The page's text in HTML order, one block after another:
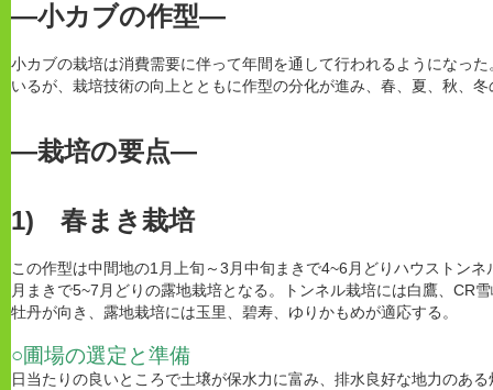
―小カブの作型―
小カブの栽培は消費需要に伴って年間を通して行われるようになっ
いるが、栽培技術の向上とともに作型の分化が進み、春、夏、秋、
―栽培の要点―
1) 春まき栽培
この作型は中間地の1月上旬～3月中旬まきで4~6月どりハウストン
月まきで5~7月どりの露地栽培となる。トンネル栽培には白鷹、CR
牡丹が向き、露地栽培には玉里、碧寿、ゆりかもめが適応する。
○圃場の選定と準備
日当たりの良いところで土壌が保水力に富み、排水良好な地力のあ